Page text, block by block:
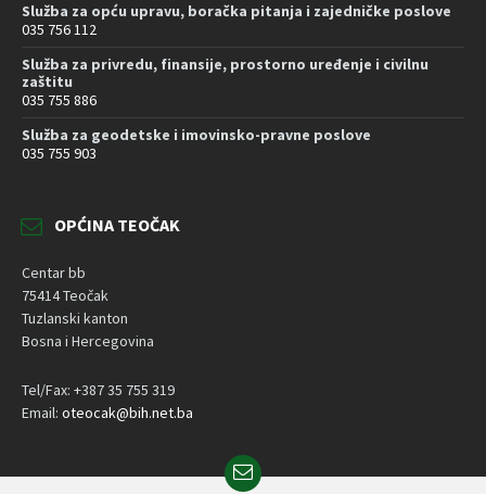
Služba za opću upravu, boračka pitanja i zajedničke poslove
035 756 112
Služba za privredu, finansije, prostorno uređenje i civilnu
zaštitu
035 755 886
Služba za geodetske i imovinsko-pravne poslove
035 755 903
OPĆINA TEOČAK
Centar bb
75414 Teočak
Tuzlanski kanton
Bosna i Hercegovina
Tel/Fax: +387 35 755 319
Email: oteocak@bih.net.ba
Email